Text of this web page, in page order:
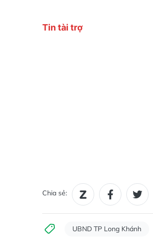
Chia sẻ:
UBND TP Long Khánh